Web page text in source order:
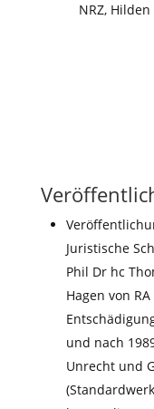
NRZ, Hilden
Juristische
Phil Dr hc
Hagen von
und nach
Unrecht und